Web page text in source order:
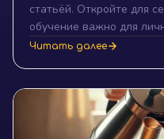
статьёй. Откройте для
обучение важно для
роста и какие методы
Читать далее